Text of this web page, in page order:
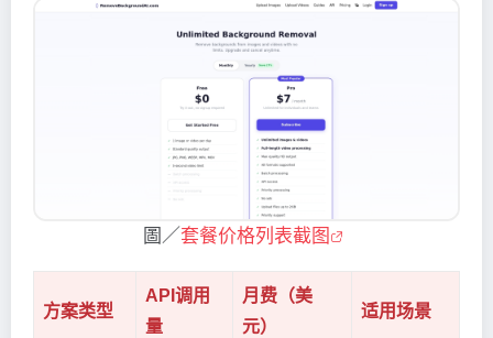
圖／套餐价格列表截图
方案类型
API调用
量
月费（美
元）
适用场景